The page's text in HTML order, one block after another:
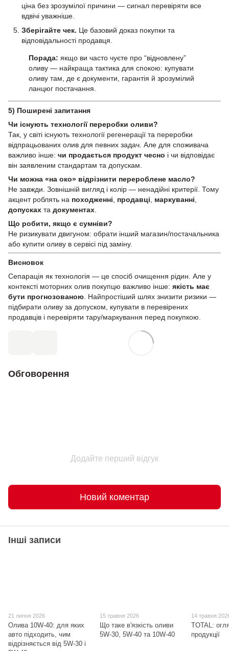
ціна без зрозумілої причини — сигнал перевіряти все
вдвічі уважніше.
Зберігайте чек. Це базовий доказ покупки та
відповідальності продавця.
Порада: якщо ви часто чуєте про “відновлену”
оливу — найкраща тактика для спокою: купувати
оливу там, де є документи, гарантія й зрозумілий
ланцюг постачання.
5) Поширені запитання
Чи існують технології переробки оливи?
Так, у світі існують технології регенерації та переробки
відпрацьованих олив для певних задач. Але для споживача
важливо інше: чи продається продукт чесно і чи відповідає
він заявленим стандартам та допускам.
Чи можна «на око» відрізнити перероблене масло?
Не завжди. Зовнішній вигляд і колір — ненадійні критерії. Тому
акцент роблять на походженні продавці маркуванні
допусках та документах
Що робити, якщо є сумніви?
Не ризикувати двигуном: обрати інший магазин/постачальника
або купити оливу в сервісі під заміну.
Висновок
Сепарація як технологія — це спосіб очищення рідин. Але у
контексті моторних олив покупцю важливо інше: якість має
бути прогнозованою . Найпростіший шлях знизити ризики —
підбирати оливу за допуском, купувати в перевірених
продавців і перевіряти тару/маркування перед покупкою.
Обговорення
Додайте перший відгук
Новий коментар
Інші записи
21 липня 2026
Олива 10W-40: для яких
авто підходить, чим
відрізняється від 5W-30 і
15 травня 2026
Що таке в'язкість оливи
5W-30, 5W-40 та 10W-40
14 травня
TOTAL:
продукції